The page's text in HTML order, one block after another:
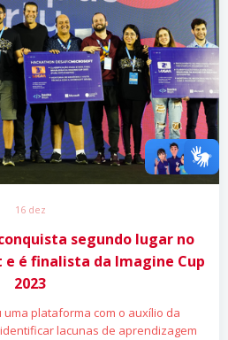
16 dez
segundo lugar no
é finalista da Imagine Cup
2023
plataforma com o auxílio da
lacunas de aprendizagem